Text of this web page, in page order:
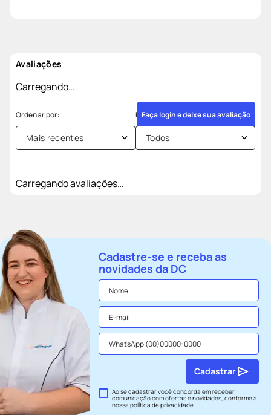
Avaliações
Carregando…
Faça login e deixe sua avaliação
Mais recentes Todos
Carregando avaliações…
Cadastre-se e receba as
novidades da DC
Ao se cadastrar você concorda em receber
comunicação com ofertas e novidades, conforme a
nossapolítica de privacidade.
Cadastrar